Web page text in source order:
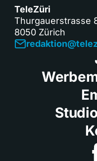
TeleZüri
Thurgauerstrasse
8050 Zürich